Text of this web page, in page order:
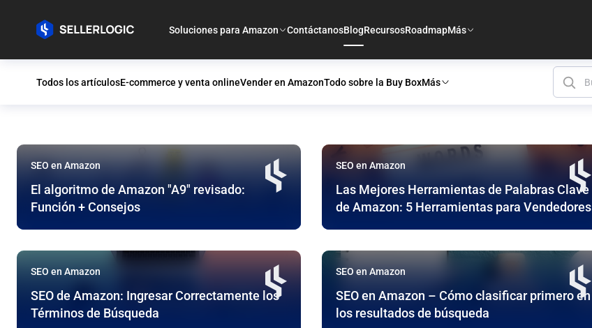
Soluciones para Amazon ContáctanosBlogRecursosRoadmapMás
Todos los artículosE-commerce y venta onlineVender en AmazonTodo sobre la Buy BoxMás
SEO en Amazon
SEO en Amazon
El algoritmo de Amazon "A9" revisado:
Función + Consejos
SEO en Amazon
Las Mejores Herramientas de Palabras Clave
de Amazon: 5 Herramientas para Vendedores
SEO en Amazon
SEO de Amazon: Ingresar Correctamente los
Términos de Búsqueda
SEO en Amazon
SEO en Amazon – Cómo clasificar primero en
los resultados de búsqueda